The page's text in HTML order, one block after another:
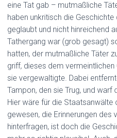
eine Tat gab – mutmaßliche
haben unkritisch die
geglaubt und nicht hinreichend
Tathergang war (grob gesagt)
hatten, der mutmaßliche Täter
griff, dieses dem vermeintlichen
sie vergewaltigte. Dabei
Tampon, den sie Trug, und warf
Hier wäre für die Staatsanwälte
gewesen, die Erinnerungen des
hinterfragen, ist doch die